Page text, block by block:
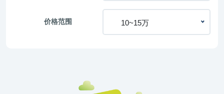
价格范围 10~15万